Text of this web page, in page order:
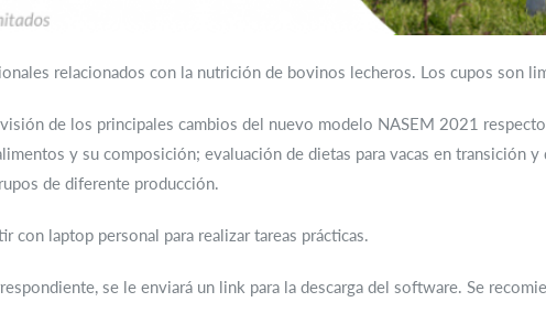
relacionados con la nutrición de bovinos lecheros. Los cupos son
de los principales cambios del nuevo modelo NASEM 2021
y su composición; evaluación de dietas para vacas en transición
de diferente producción.
con laptop personal para realizar tareas prácticas.
se le enviará un link para la descarga del software. Se